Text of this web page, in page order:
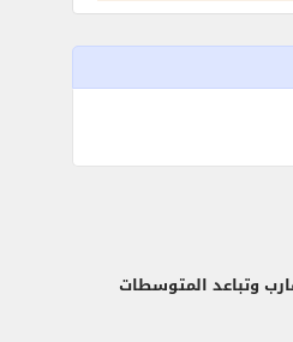
وتباعد المتوسطات